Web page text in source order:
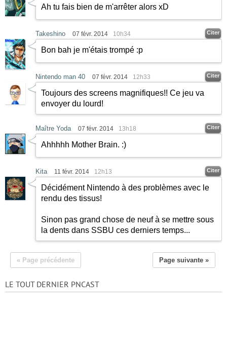
Ah tu fais bien de m'arrêter alors xD
Takeshino 07 févr. 2014 10h34 Citer
Bon bah je m'étais trompé :p
Nintendo man 40 07 févr. 2014 12h33 Citer
Toujours des screens magnifiques!! Ce jeu va
envoyer du lourd!
Maître Yoda 07 févr. 2014 13h18 Citer
Ahhhhh Mother Brain. :)
Kita 11 févr. 2014 12h13 Citer
Décidément Nintendo à des problèmes avec le
rendu des tissus!
Sinon pas grand chose de neuf à se mettre sous
la dents dans SSBU ces derniers temps...
« Page précédente Page suivante »
LE TOUT DERNIER PNCAST